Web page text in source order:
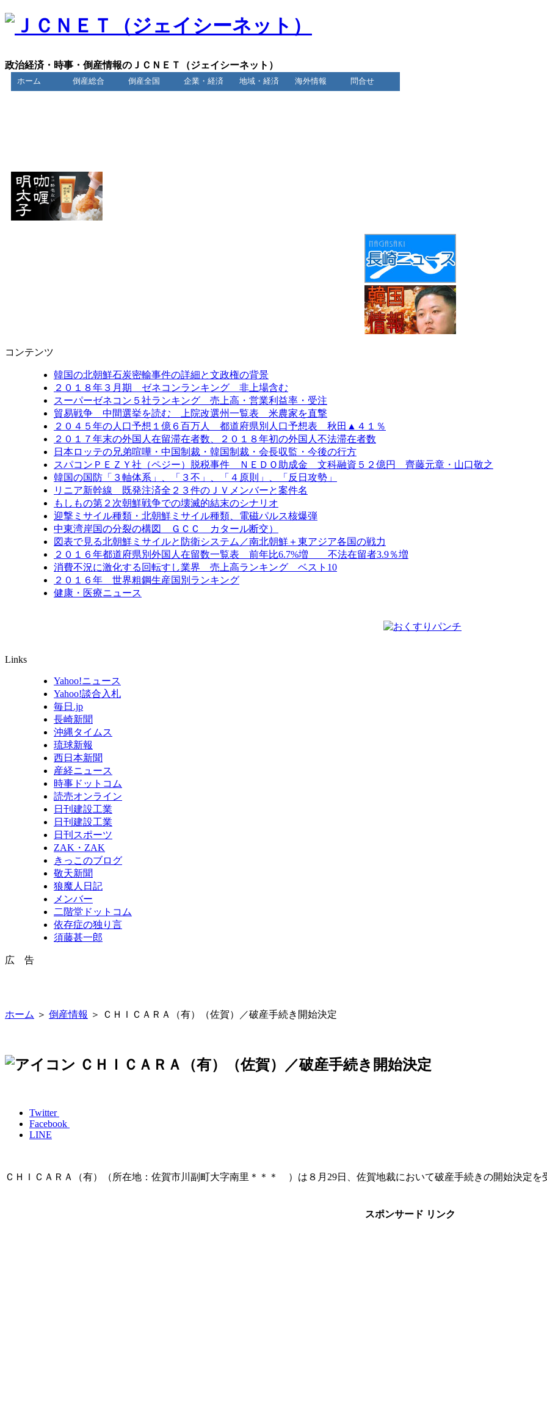
政治経済・時事・倒産情報のＪＣＮＥＴ（ジェイシーネット）
ホーム 倒産総合 倒産全国 企業・経済 地域・経済 海外情報 問合せ
コンテンツ
韓国の北朝鮮石炭密輸事件の詳細と文政権の背景
２０１８年３月期 ゼネコンランキング 非上場含む
スーパーゼネコン５社ランキング 売上高・営業利益率・受注
貿易戦争 中間選挙を読む 上院改選州一覧表 米農家を直撃
２０４５年の人口予想１億６百万人 都道府県別人口予想表 秋田▲４１％
２０１７年末の外国人在留滞在者数、２０１８年初の外国人不法滞在者数
日本ロッテの兄弟喧嘩・中国制裁・韓国制裁・会長収監・今後の行方
スパコンＰＥＺＹ社（ペジー）脱税事件 ＮＥＤＯ助成金 文科融資５２億円 齊藤元章・山口敬之
韓国の国防「３軸体系」、「３不」、「４原則」、「反日攻勢」
リニア新幹線 既発注済全２３件のＪＶメンバーと案件名
もしもの第２次朝鮮戦争での壊滅的結末のシナリオ
迎撃ミサイル種類・北朝鮮ミサイル種類、電磁パルス核爆弾
中東湾岸国の分裂の構図 ＧＣＣ カタール断交）
図表で見る北朝鮮ミサイルと防衛システム／南北朝鮮＋東アジア各国の戦力
２０１６年都道府県別外国人在留数一覧表 前年比6.7%増 不法在留者3.9％増
消費不況に激化する回転すし業界 売上高ランキング ベスト10
２０１６年 世界粗鋼生産国別ランキング
健康・医療ニュース
Links
Yahoo!ニュース
Yahoo!談合入札
毎日.jp
長崎新聞
沖縄タイムス
琉球新報
西日本新聞
産経ニュース
時事ドットコム
読売オンライン
日刊建設工業
日刊建設工業
日刊スポーツ
ZAK・ZAK
きっこのブログ
敬天新聞
狼魔人日記
メンバー
二階堂ドットコム
依存症の独り言
須藤甚一郎
広 告
ホーム ＞ 倒産情報 ＞ ＣＨＩＣＡＲＡ（有）（佐賀）／破産手続き開始決定
ＣＨＩＣＡＲＡ（有）（佐賀）／破産手続き開始決定
Twitter
Facebook
LINE
ＣＨＩＣＡＲＡ（有）（所在地：佐賀市川副町大字南里＊＊＊ ）は８月29日、佐賀地裁において破産手続きの開始決定を
スポンサード リンク